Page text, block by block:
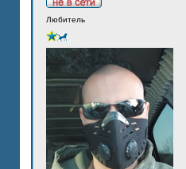
Любитель